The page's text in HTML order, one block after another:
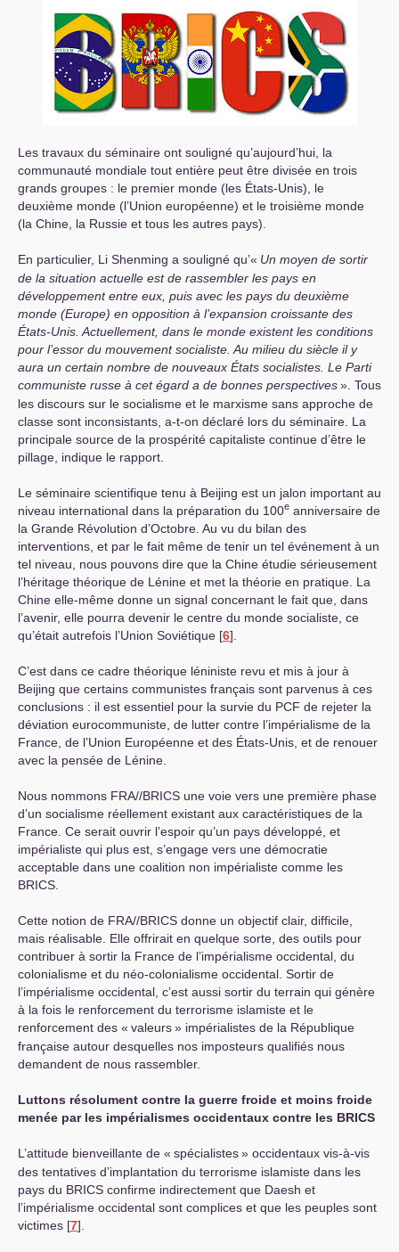
Les travaux du séminaire ont souligné qu’aujourd’hui, la
communauté mondiale tout entière peut être divisée en trois
grands groupes : le premier monde (les États-Unis), le
deuxième monde (l’Union européenne) et le troisième monde
(la Chine, la Russie et tous les autres pays).
En particulier, Li Shenming a souligné qu’« Un moyen de sortir
de la situation actuelle est de rassembler les pays en
développement entre eux, puis avec les pays du deuxième
monde (Europe) en opposition à l’expansion croissante des
États-Unis. Actuellement, dans le monde existent les conditions
pour l’essor du mouvement socialiste. Au milieu du siècle il y
aura un certain nombre de nouveaux États socialistes. Le Parti
communiste russe à cet égard a de bonnes perspectives». Tous
les discours sur le socialisme et le marxisme sans approche de
classe sont inconsistants, a-t-on déclaré lors du séminaire. La
principale source de la prospérité capitaliste continue d’être le
pillage, indique le rapport.
Le séminaire scientifique tenu à Beijing est un jalon important au
niveau international dans la préparation du 100e anniversaire de
la Grande Révolution d’Octobre. Au vu du bilan des
interventions, et par le fait même de tenir un tel événement à un
tel niveau, nous pouvons dire que la Chine étudie sérieusement
l’héritage théorique de Lénine et met la théorie en pratique. La
Chine elle-même donne un signal concernant le fait que, dans
l’avenir, elle pourra devenir le centre du monde socialiste, ce
qu’était autrefois l’Union Soviétique [6]
C’est dans ce cadre théorique léniniste revu et mis à jour à
Beijing que certains communistes français sont parvenus à ces
conclusions : il est essentiel pour la survie du PCF de rejeter la
déviation eurocommuniste, de lutter contre l’impérialisme de la
France, de l’Union Européenne et des États-Unis, et de renouer
avec la pensée de Lénine.
Nous nommons FRA//BRICS une voie vers une première phase
d’un socialisme réellement existant aux caractéristiques de la
France. Ce serait ouvrir l’espoir qu’un pays développé, et
impérialiste qui plus est, s’engage vers une démocratie
acceptable dans une coalition non impérialiste comme les
BRICS
Cette notion de FRA//BRICS donne un objectif clair, difficile,
mais réalisable. Elle offrirait en quelque sorte, des outils pour
contribuer à sortir la France de l’impérialisme occidental, du
colonialisme et du néo-colonialisme occidental. Sortir de
l’impérialisme occidental, c’est aussi sortir du terrain qui génère
à la fois le renforcement du terrorisme islamiste et le
renforcement des « valeurs» impérialistes de la République
française autour desquelles nos imposteurs qualifiés nous
demandent de nous rassembler.
Luttons résolument contre la guerre froide et moins froide
menée par les impérialismes occidentaux contre les BRICS
L’attitude bienveillante de « spécialistes» occidentaux vis-à-vis
des tentatives d’implantation du terrorisme islamiste dans les
pays du BRICS confirme indirectement que Daesh et
l’impérialisme occidental sont complices et que les peuples sont
victimes [7]